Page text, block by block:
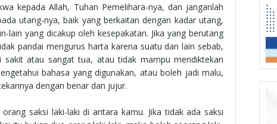
kepada Allah, Tuhan Pemelihara-nya, dan janganlah
utang-nya, baik yang berkaitan dengan kadar utang,
lain yang dicakup oleh kesepakatan. Jika yang berutang
pandai mengurus harta karena suatu dan lain sebab,
sakit atau sangat tua, atau tidak mampu mendiktekan
bahasa yang digunakan, atau boleh jadi malu,
dengan benar dan jujur.
saksi laki-laki di antara kamu. Jika tidak ada saksi